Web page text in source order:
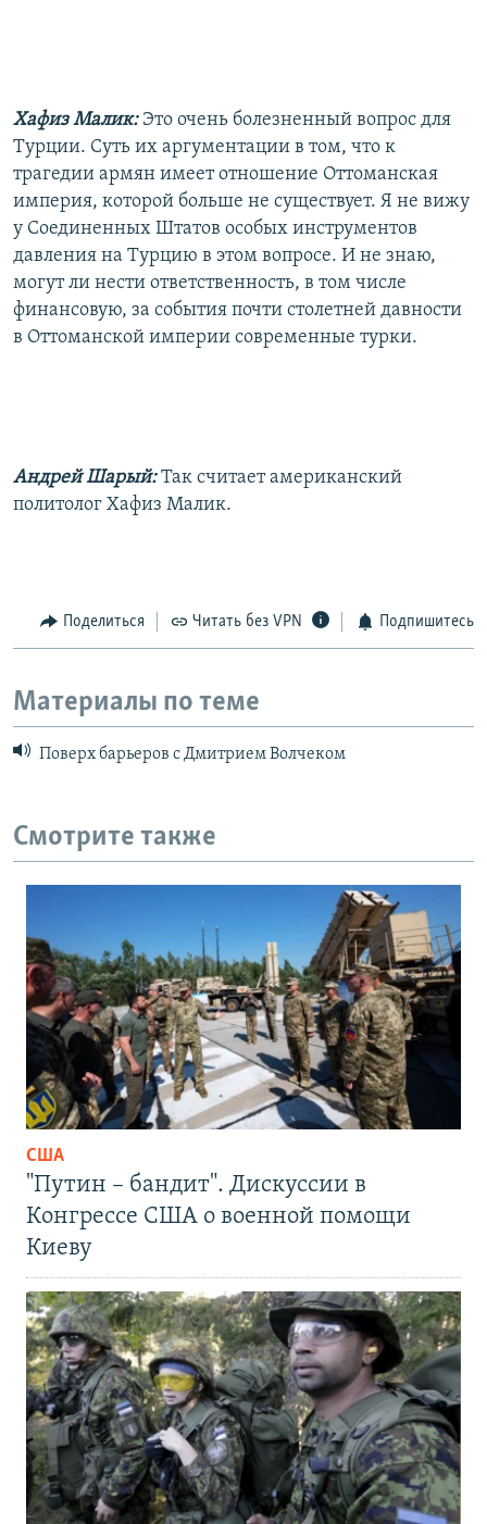
Хафиз Малик: Это очень болезненный вопрос для
Турции. Суть их аргументации в том, что к
трагедии армян имеет отношение Оттоманская
империя, которой больше не существует. Я не вижу
у Соединенных Штатов особых инструментов
давления на Турцию в этом вопросе. И не знаю,
могут ли нести ответственность, в том числе
финансовую, за события почти столетней давности
в Оттоманской империи современные турки.
Андрей Шарый:Так считает американский
политолог Хафиз Малик.
Поделиться Читать без VPN Подпишитесь
Материалы по теме
Поверх барьеров с Дмитрием Волчеком
Смотрите также
США
"Путин – бандит". Дискуссии в
Конгрессе США о военной помощи
Киеву